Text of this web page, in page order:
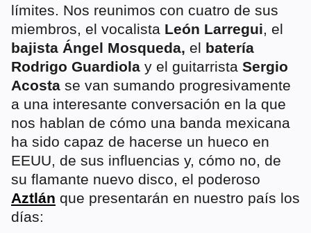
límites. Nos reunimos con cuatro de sus
miembros, el vocalista León Larregui, el
bajista Ángel Mosqueda, el batería
Rodrigo Guardiola y el guitarrista Sergio
Acosta se van sumando progresivamente
a una interesante conversación en la que
nos hablan de cómo una banda mexicana
ha sido capaz de hacerse un hueco en
EEUU, de sus influencias y, cómo no, de
su flamante nuevo disco, el poderoso
Aztlán que presentarán en nuestro país los
días: